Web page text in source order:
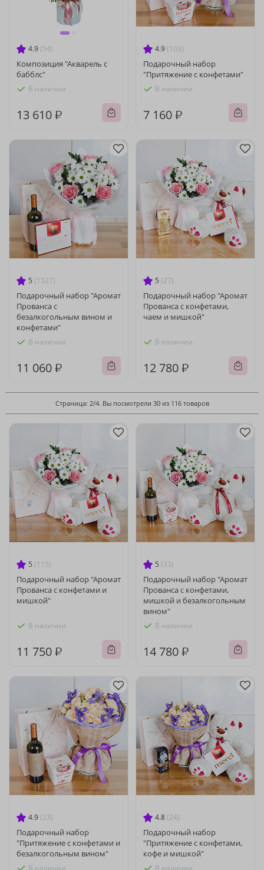
4.9 (54)
Композиция "Акварель с
бабблс"
В наличии
13 610 ₽
4.9 (103)
Подарочный набор
"Притяжение с конфетами"
В наличии
7 160 ₽
5 (1527)
Подарочный набор "Аромат
Прованса с
безалкогольным вином и
конфетами"
В наличии
11 060 ₽
5 (27)
Подарочный набор "Аромат
Прованса с конфетами,
чаем и мишкой"
В наличии
12 780 ₽
Страница: 2/4. Вы посмотрели 30 из 116 товаров
5 (115)
Подарочный набор "Аромат
Прованса с конфетами и
мишкой"
В наличии
11 750 ₽
5 (33)
Подарочный набор "Аромат
Прованса с конфетами,
мишкой и безалкогольным
вином"
В наличии
14 780 ₽
4.9 (23)
Подарочный набор
"Притяжение с конфетами и
безалкогольным вином"
В наличии
4.8 (24)
Подарочный набор
"Притяжение с конфетами,
кофе и мишкой"
В наличии